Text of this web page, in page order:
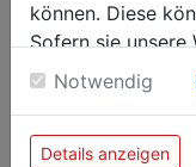
Sous-Vide
mit elektronischer
können. Diese
Sofern sie unsere
Einwilligung zu
Notwendig
Details anzeigen